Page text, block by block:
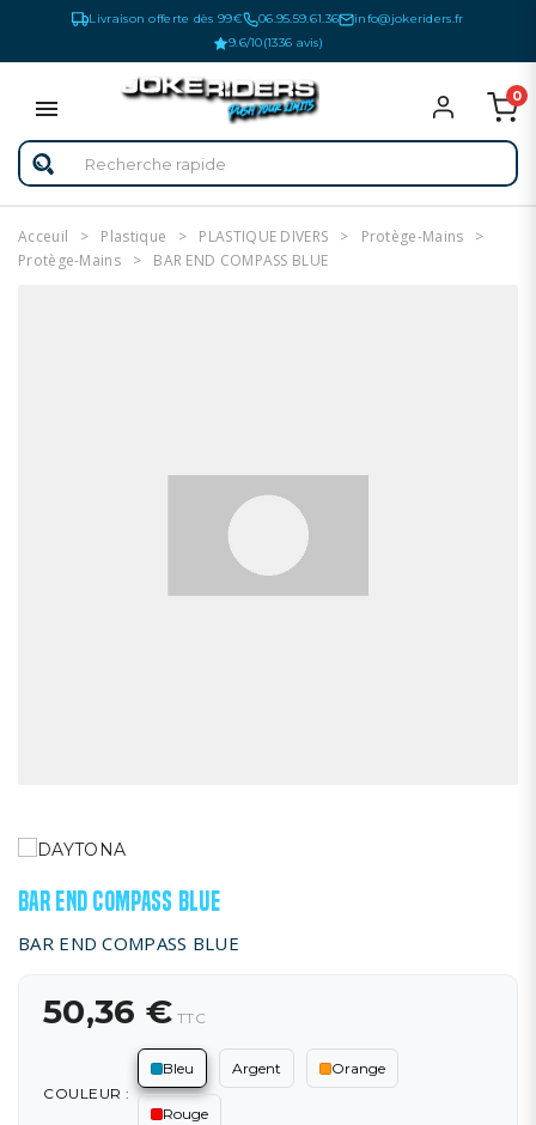
Livraison offerte dès 99€ 06.95.59.61.36
info@jokeriders.fr
9.6/10(1336 avis)
0
Acceuil Plastique PLASTIQUE DIVERS
Protège-Mains
Protège-Mains
BAR END COMPASS BLUE
BAR END COMPASS BLUE
BAR END COMPASS BLUE
50,36 € TTC
COULEUR :
Bleu Argent Orange
Rouge